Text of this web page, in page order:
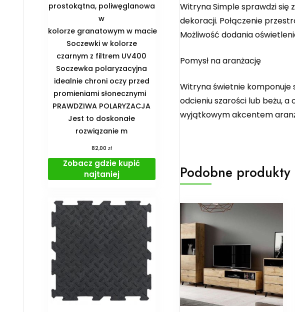
Witryna Simple sprawdzi się
dekoracji. Połączenie
Możliwość dodania
Pomysł na aranżację
Witryna świetnie komponuje
odcieniu szarości lub beżu,
wyjątkowym akcentem
Podobne produkty
prostokątna, poliwęglanowa
w
kolorze granatowym w macie
Soczewki w kolorze
czarnym z filtrem UV400
Soczewka polaryzacyjna
idealnie chroni oczy przed
promieniami słonecznymi
PRAWDZIWA POLARYZACJA
Jest to doskonałe
rozwiązanie m
82,00 zł
Zobacz gdzie kupić
najtaniej